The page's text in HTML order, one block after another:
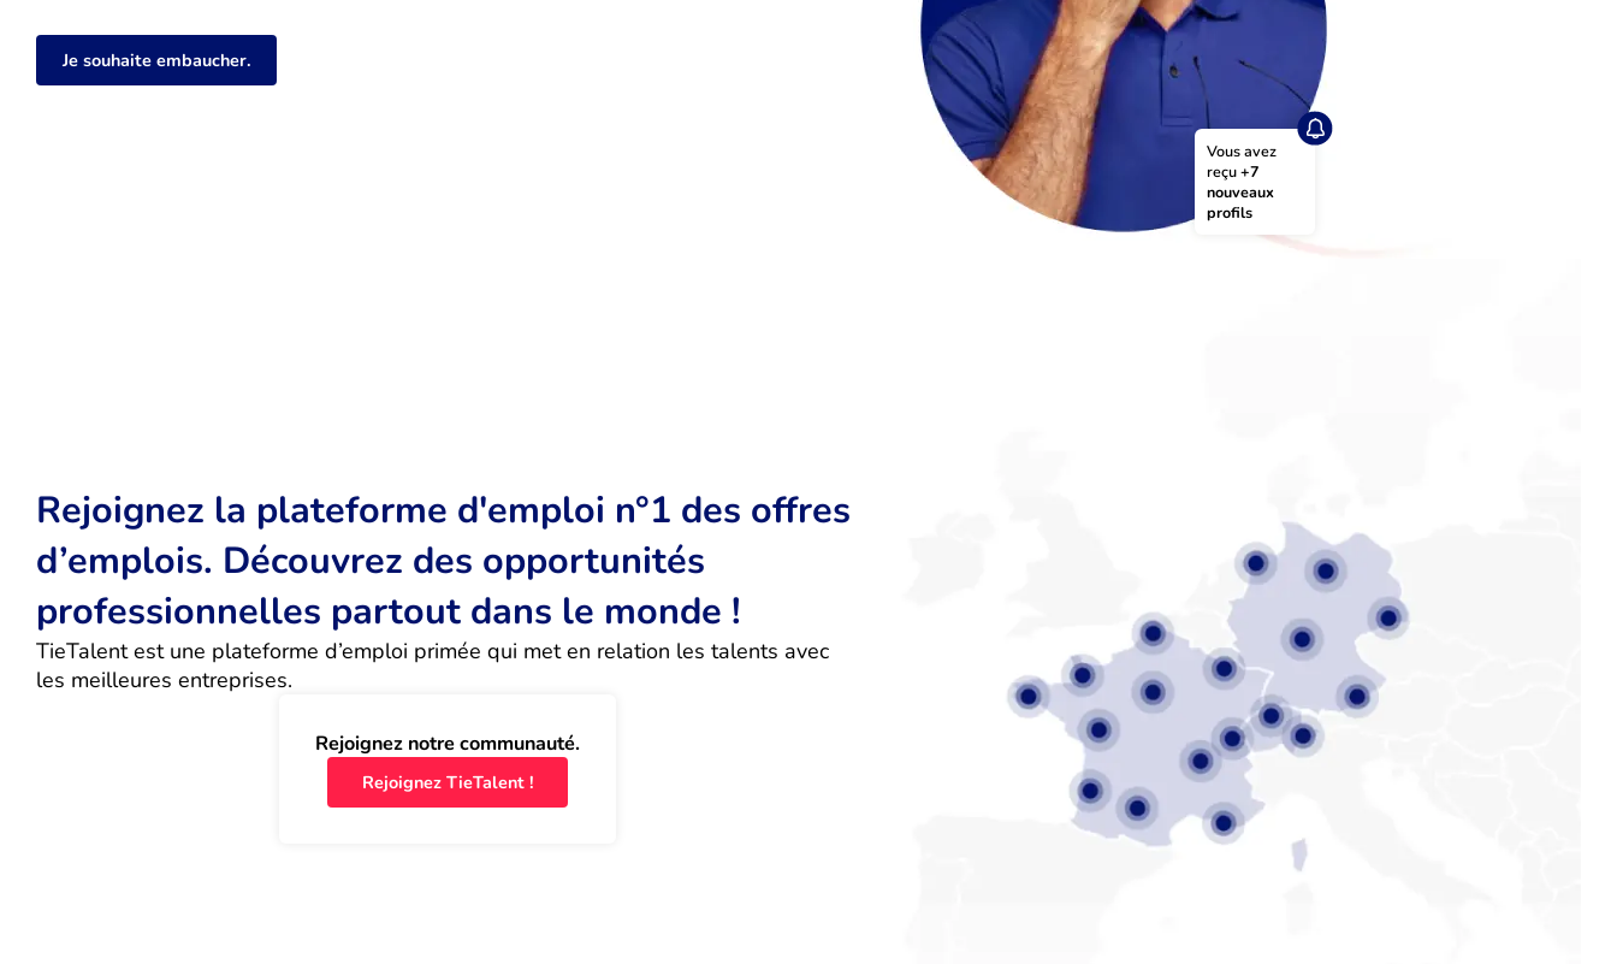
Vous avez
reçu +7
nouveaux
profils
Je souhaite embaucher.
Rejoignez la plateforme d'emploi n°1 des offres
d’emplois. Découvrez des opportunités
professionnelles partout dans le monde !
TieTalent est une plateforme d’emploi primée qui met en relation les talents avec
les meilleures entreprises.
Rejoignez notre communauté.
Rejoignez TieTalent !